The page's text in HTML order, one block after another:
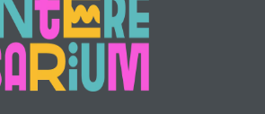
содержания:
Каждый слайд содержит
сочетание текстового блока
термины, персоналии) и